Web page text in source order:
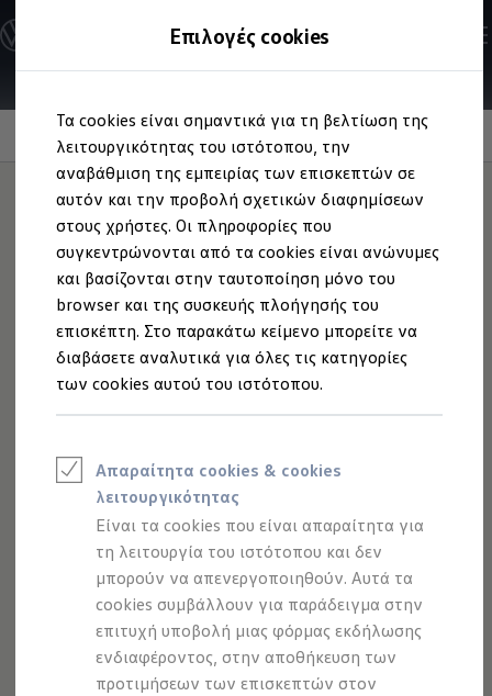
Επιλογές cookies
Τα cookies είναι σημαντικά για τη βελτίωση της
λειτουργικότητας του ιστότοπου, την
αναβάθμιση της εμπειρίας των επισκεπτών σε
αυτόν και την προβολή σχετικών διαφημίσεων
στους χρήστες. Οι πληροφορίες που
συγκεντρώνονται από τα cookies είναι ανώνυμες
και βασίζονται στην ταυτοποίηση μόνο του
browser και της συσκευής πλοήγησής του
επισκέπτη. Στο παρακάτω κείμενο μπορείτε να
διαβάσετε αναλυτικά για όλες τις κατηγορίες
των cookies αυτού του ιστότοπου.
Απαραίτητα cookies & cookies
λειτουργικότητας
Είναι τα cookies που είναι απαραίτητα για
τη λειτουργία του ιστότοπου και δεν
μπορούν να απενεργοποιηθούν. Αυτά τα
cookies συμβάλλουν για παράδειγμα στην
επιτυχή υποβολή μιας φόρμας εκδήλωσης
ενδιαφέροντος, στην αποθήκευση των
προτιμήσεων των επισκεπτών στον
στο
περιεχόμενο
στο
footer
Ανακαλύψτε τα Μοντέλα
Διαμορφώστε το Volkswagen σας
Επαγγελματικά Οχήματα Volkswagen
Ηλεκτρικά & eHybrid μοντέλα
Ηλεκτρικά μοντέλα
ID.3 Neo
Νέο ID. Polo
ID.4
ID.4 GTX
ID.5
ID.5 GTX
ID.7
ID.7 GTX
ID. Buzz
ID. Buzz Cargo
ID. CROSS
eHybrid μοντέλα
Golf GTE
Νέο Tayron ehybrid
e-Tools για ηλεκτρικά αυτοκίνητα
Προσομοιωτής αυτονομίας
Προσομοιωτής χρόνου φόρτισης
Προσομοιωτής κόστους φόρτισης
ID. Ενημερώσεις λογισμικού
We Charge - Υπηρεσία Φόρτισης
Εύρεση δημόσιων σημείων φόρτισης
ID. Charger
Ενημέρωση ID.
Πλατφόρμα MEB
Μύθοι & Αλήθειες για την ηλεκτροκίνηση
Information
Πατάκιαπαντός καιρού
Προστασία με φαντασία. Τα πατάκια παντός καιρού για το
Tayron είναι αντιολισθητικά, ανθεκτικά και 100%
ανακυκλώσιμα - προστατεύουν από βρωμιά και υγρασία,
ενώ χαρίζουν χαμόγελα στους μικρούς επιβάτες με σχέδια
όπως δεινόσαυρους ή θαλάσσια ζώα.
Ανακαλύψτε περισσότερα